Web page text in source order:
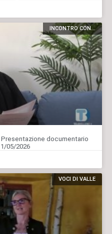
INCONTRO CON...
documentario
05/2026
VOCI DI VALLE